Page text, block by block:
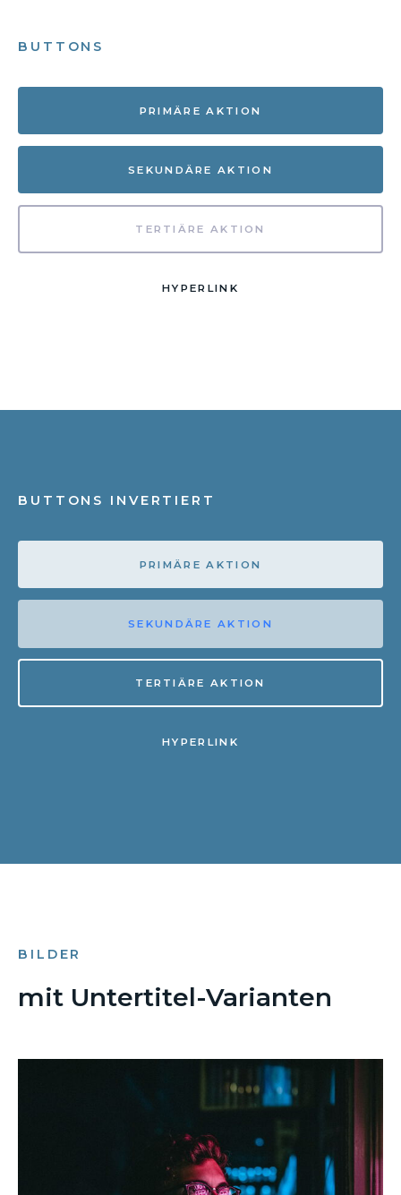
BUTTONS
PRIMÄRE AKTION
SEKUNDÄRE AKTION
TERTIÄRE AKTION
HYPERLINK
BUTTONS INVERTIERT
PRIMÄRE AKTION
SEKUNDÄRE AKTION
TERTIÄRE AKTION
HYPERLINK
BILDER
mit Untertitel-Varianten